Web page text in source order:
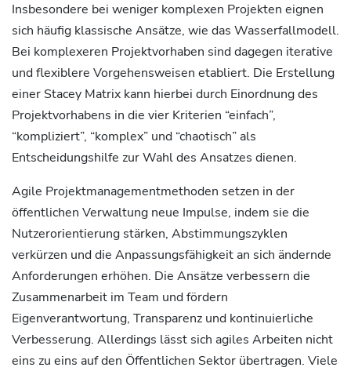
Insbesondere bei weniger komplexen Projekten eignen
sich häufig klassische Ansätze, wie das Wasserfallmodell.
Bei komplexeren Projektvorhaben sind dagegen iterative
und flexiblere Vorgehensweisen etabliert. Die Erstellung
einer Stacey Matrix kann hierbei durch Einordnung des
Projektvorhabens in die vier Kriterien “einfach”,
“kompliziert”, “komplex” und “chaotisch” als
Entscheidungshilfe zur Wahl des Ansatzes dienen.
Agile Projektmanagementmethoden setzen in der
öffentlichen Verwaltung neue Impulse, indem sie die
Nutzerorientierung stärken, Abstimmungszyklen
verkürzen und die Anpassungsfähigkeit an sich ändernde
Anforderungen erhöhen. Die Ansätze verbessern die
Zusammenarbeit im Team und fördern
Eigenverantwortung, Transparenz und kontinuierliche
Verbesserung. Allerdings lässt sich agiles Arbeiten nicht
eins zu eins auf den Öffentlichen Sektor übertragen. Viele